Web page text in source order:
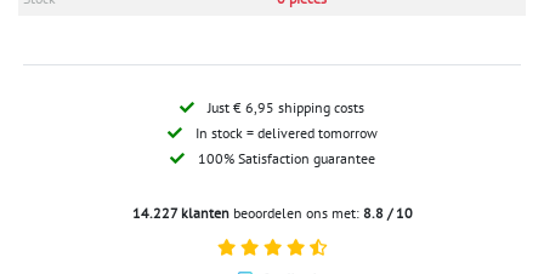
Just € 6,95 shipping costs
In stock = delivered tomorrow
100% Satisfaction guarantee
14.227 klantenbeoordelen ons met: 8.8 / 10